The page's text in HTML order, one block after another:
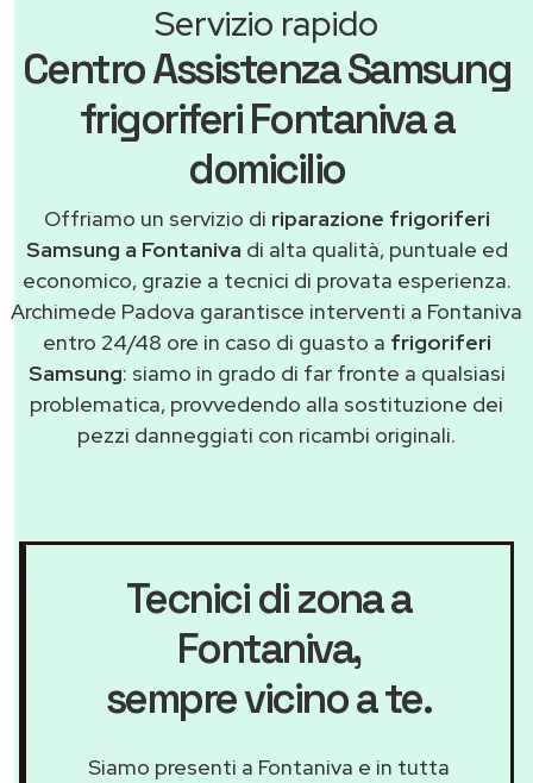
Servizio rapido
Centro Assistenza Samsung
frigoriferi Fontaniva a
domicilio
Offriamo un servizio di riparazione frigoriferi
Samsung a Fontaniva di alta qualità, puntuale ed
economico, grazie a tecnici di provata esperienza.
Archimede Padova garantisce interventi a Fontaniva
entro 24/48 ore in caso di guasto a frigoriferi
Samsung: siamo in grado di far fronte a qualsiasi
problematica, provvedendo alla sostituzione dei
pezzi danneggiati con ricambi originali.
Tecnici di zona a
Fontaniva,
sempre vicino a te.
Siamo presenti a Fontaniva e in tutta